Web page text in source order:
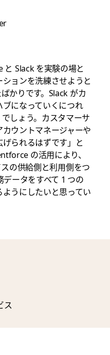
Slack を実験の場と
ョンを洗練させようと
かりです。Slack がカ
になっていくにつれ
しょう。カスタマーサ
ウントマネージャーや
られるはずです」と
の活用により、
の供給側と利用側をつ
ータをすべて 1 つの
うにしたいと思ってい
ス